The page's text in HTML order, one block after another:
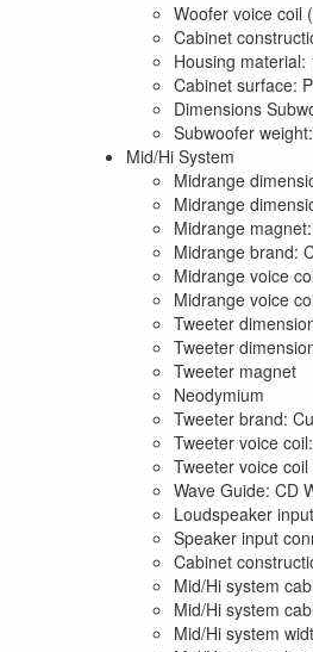
Woofer voice coil
Cabinet
Housing material:
Cabinet surface:
Dimensions
Subwoofer
Mid/Hi System
Midrange
Midrange
Midrange
Midrange brand:
Midrange voice
Midrange voice
Tweeter
Tweeter
Tweeter magnet
Neodymium
Tweeter brand:
Tweeter voice
Tweeter voice
Wave Guide: CD
Loudspeaker
Speaker input
Cabinet
Mid/Hi system
Mid/Hi system
Mid/Hi system